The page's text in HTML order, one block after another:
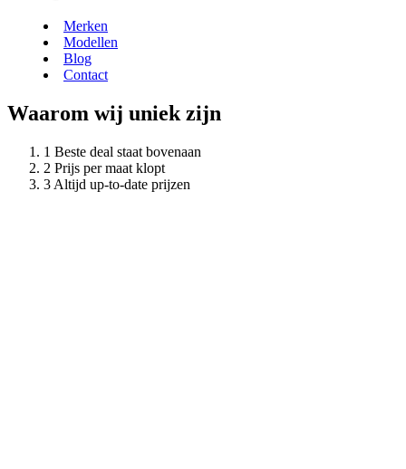
Merken
Modellen
Blog
Contact
Waarom wij uniek zijn
Beste deal staat bovenaan
Prijs per maat klopt
Altijd up-to-date prijzen